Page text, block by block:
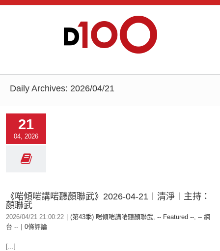
Daily Archives: 2026/04/21
21
04, 2026
《啱傾啱講啱聽顏聯武》2026-04-21︱清淨︱主持：
顏聯武
2026/04/21 21:00:22 (第43季) 啱傾啱講啱聽顏聯武, -- Featured --, -- 網
台 --
0條評論
[...]